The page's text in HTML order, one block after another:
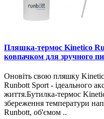
Пляшка-термос Kinetico
ковпачком для зручного
Оновіть свою пляшку
Runbott Sport - ідеального
життя.Бутилка-термос
збереження температури
Runbott, об'ємом ..